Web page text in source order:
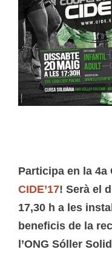
Participa en la 4a
CIDE’17! Serà el
17,30 h a les
beneficis de la
l’ONG Sóller